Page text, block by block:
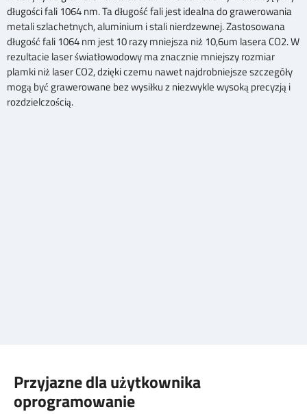
długości fali 1064 nm. Ta długość fali jest idealna do grawerowania
metali szlachetnych, aluminium i stali nierdzewnej. Zastosowana
długość fali 1064 nm jest 10 razy mniejsza niż 10,6um lasera CO2. W
rezultacie laser światłowodowy ma znacznie mniejszy rozmiar
plamki niż laser CO2, dzięki czemu nawet najdrobniejsze szczegóły
mogą być grawerowane bez wysiłku z niezwykle wysoką precyzją i
rozdzielczością.
Przyjazne dla użytkownika
oprogramowanie